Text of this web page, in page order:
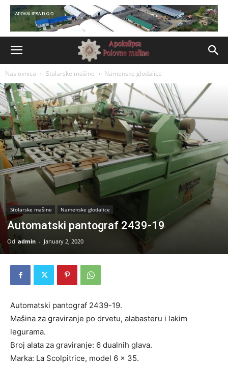
Naslovnica Stolarske mašine Namenske glodalice
Stolarske mašine Namenske glodalice
Automatski pantograf 2439-19
Od admin - January 2, 2020
Automatski pantograf 2439-19.
Mašina za graviranje po drvetu, alabasteru i lakim
legurama.
Broj alata za graviranje: 6 dualnih glava.
Marka: La Scolpitrice, model 6 x 35.